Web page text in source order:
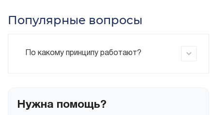
Популярные вопросы
По какому принципу работают?
Нужна помощь?